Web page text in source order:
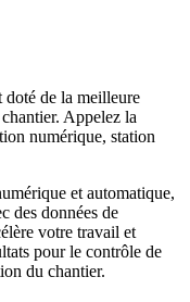
de la meilleure
Appelez la
numérique, station
et automatique,
des données de
votre travail et
pour le contrôle de
du chantier.